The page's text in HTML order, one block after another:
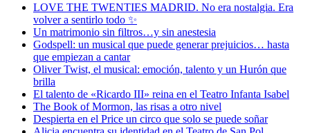
LOVE THE TWENTIES MADRID. No era nostalgia. Era
volver a sentirlo todo ✨
Un matrimonio sin filtros…y sin anestesia
Godspell: un musical que puede generar prejuicios… hasta
que empiezan a cantar
Oliver Twist, el musical: emoción, talento y un Hurón que
brilla
El talento de «Ricardo III» reina en el Teatro Infanta Isabel
The Book of Mormon, las risas a otro nivel
Despierta en el Price un circo que solo se puede soñar